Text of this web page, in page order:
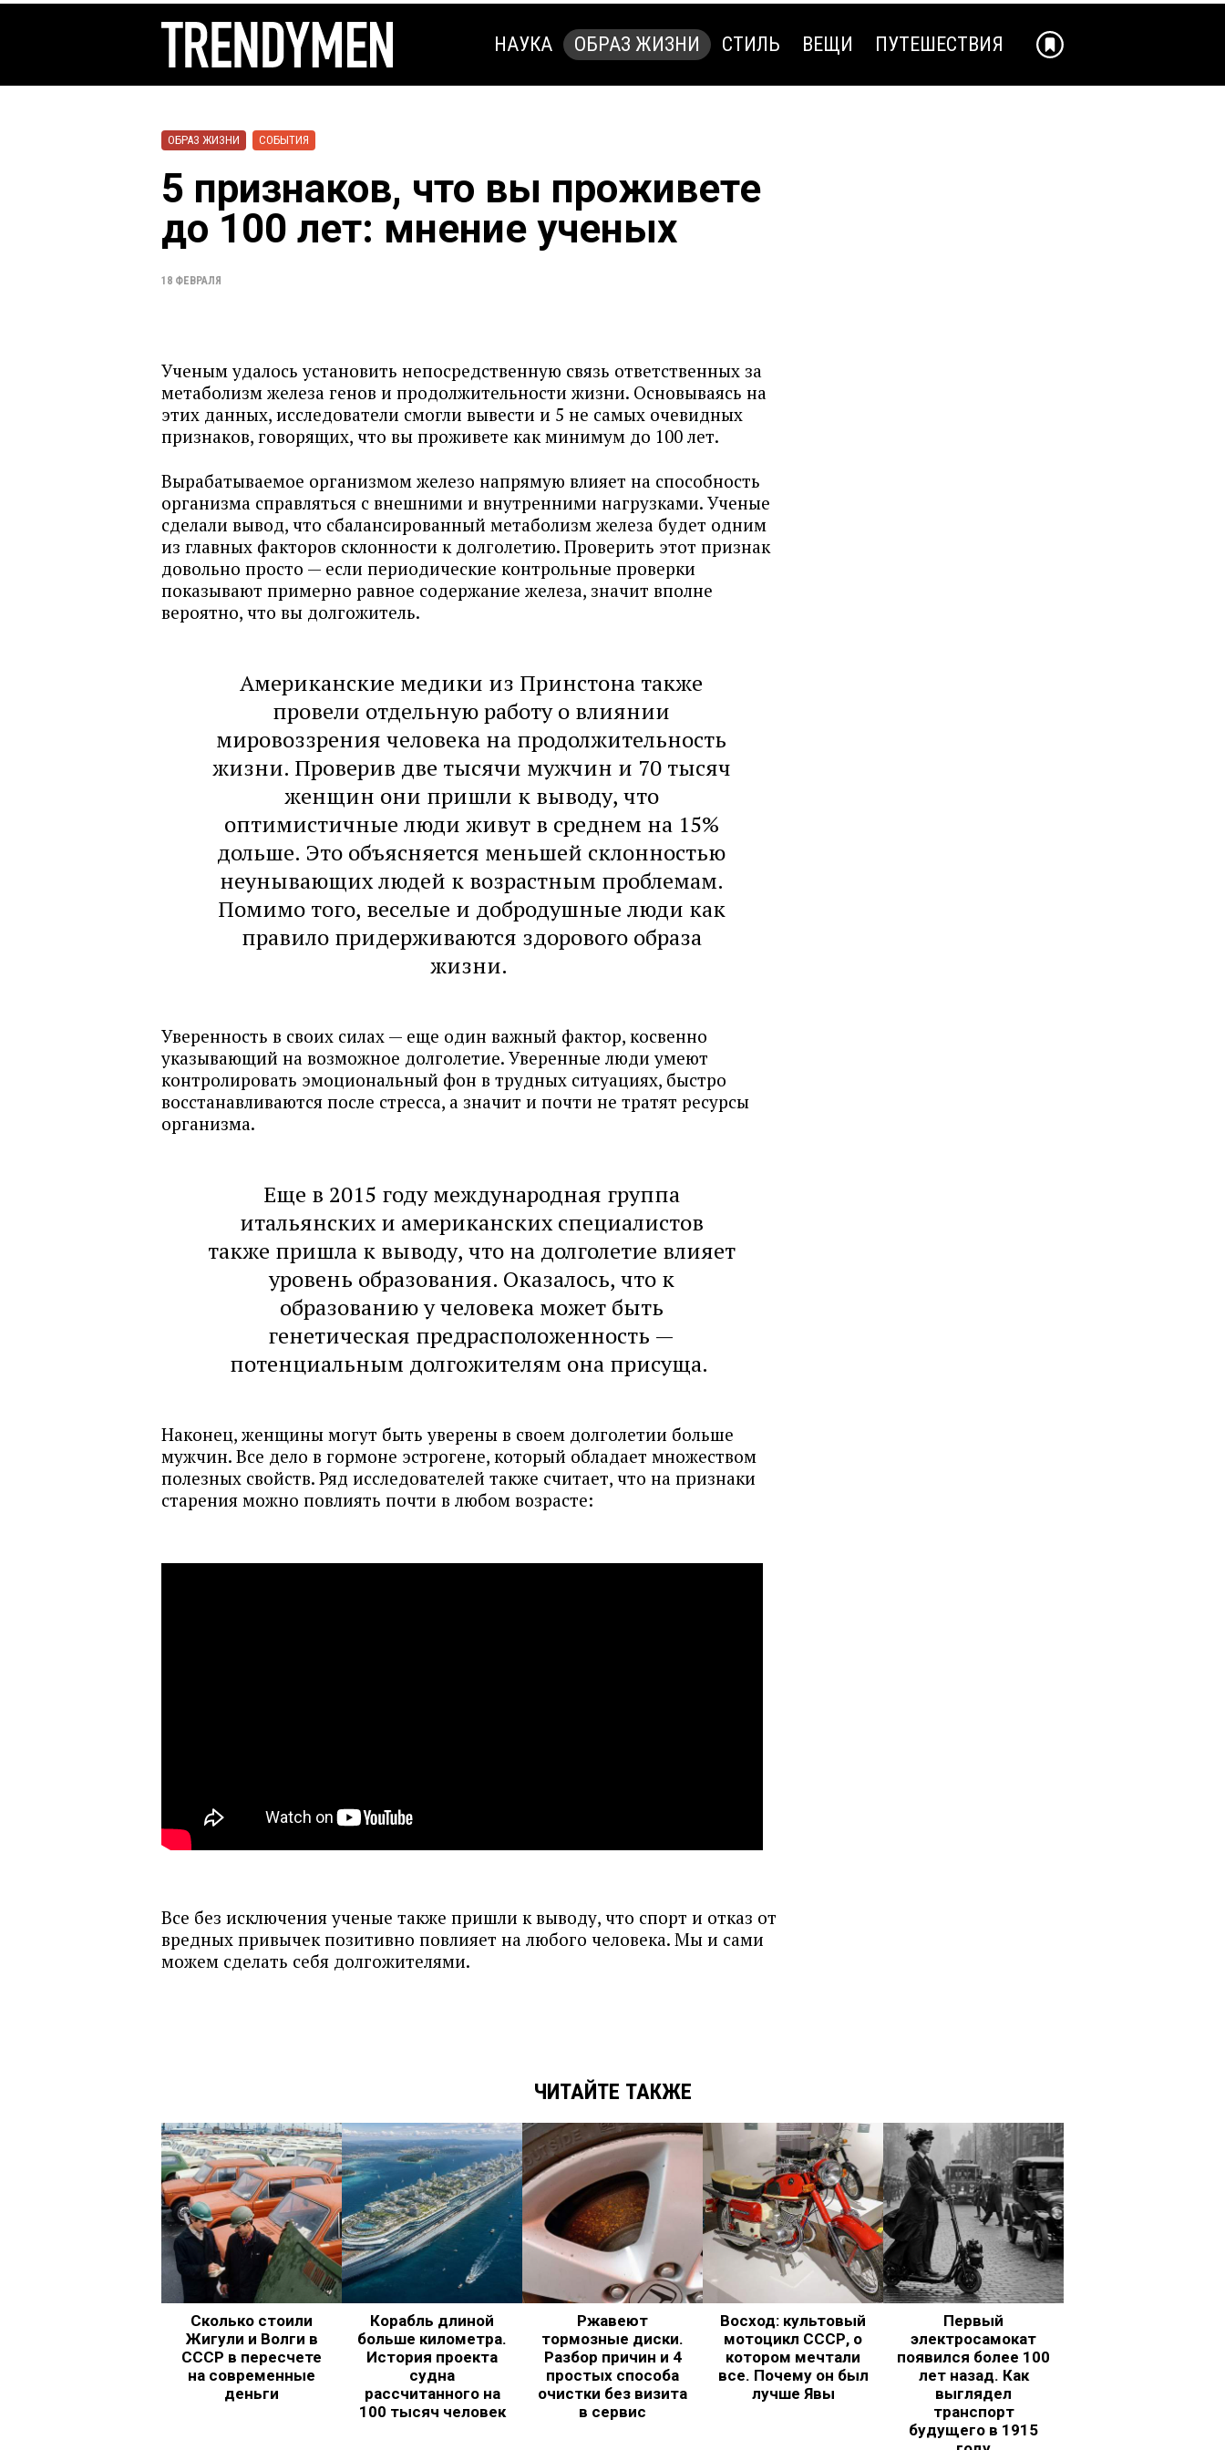
НАУКА ОБРАЗ ЖИЗНИ СТИЛЬ ВЕЩИ ПУТЕШЕСТВИЯ
ОБРАЗ ЖИЗНИ СОБЫТИЯ
5 признаков, что вы проживете
до 100 лет: мнение ученых
18 ФЕВРАЛЯ
Ученым удалось установить непосредственную связь ответственных за
метаболизм железа генов и продолжительности жизни. Основываясь на
этих данных, исследователи смогли вывести и 5 не самых очевидных
признаков, говорящих, что вы проживете как минимум до 100 лет.
Вырабатываемое организмом железо напрямую влияет на способность
организма справляться с внешними и внутренними нагрузками. Ученые
сделали вывод, что сбалансированный метаболизм железа будет одним
из главных факторов склонности к долголетию. Проверить этот признак
довольно просто — если периодические контрольные проверки
показывают примерно равное содержание железа, значит вполне
вероятно, что вы долгожитель.
Американские медики из Принстона также
провели отдельную работу о влиянии
мировоззрения человека на продолжительность
жизни. Проверив две тысячи мужчин и 70 тысяч
женщин они пришли к выводу, что
оптимистичные люди живут в среднем на 15%
дольше. Это объясняется меньшей склонностью
неунывающих людей к возрастным проблемам.
Помимо того, веселые и добродушные люди как
правило придерживаются здорового образа
жизни.
Уверенность в своих силах — еще один важный фактор, косвенно
указывающий на возможное долголетие. Уверенные люди умеют
контролировать эмоциональный фон в трудных ситуациях, быстро
восстанавливаются после стресса, а значит и почти не тратят ресурсы
организма.
Еще в 2015 году международная группа
итальянских и американских специалистов
также пришла к выводу, что на долголетие влияет
уровень образования. Оказалось, что к
образованию у человека может быть
генетическая предрасположенность —
потенциальным долгожителям она присуща.
Наконец, женщины могут быть уверены в своем долголетии больше
мужчин. Все дело в гормоне эстрогене, который обладает множеством
полезных свойств. Ряд исследователей также считает, что на признаки
старения можно повлиять почти в любом возрасте:
Все без исключения ученые также пришли к выводу, что спорт и отказ от
вредных привычек позитивно повлияет на любого человека. Мы и сами
можем сделать себя долгожителями.
ЧИТАЙТЕ ТАКЖЕ
Сколько стоили
Жигули и Волги в
СССР в пересчете
на современные
деньги
Корабль длиной
больше километра.
История проекта
судна
рассчитанного на
100 тысяч человек
Ржавеют
тормозные диски.
Разбор причин и 4
простых способа
очистки без визита
в сервис
Восход: культовый
мотоцикл СССР, о
котором мечтали
все. Почему он был
лучше Явы
Первый
электросамокат
появился более 100
лет назад. Как
выглядел
транспорт
будущего в 1915